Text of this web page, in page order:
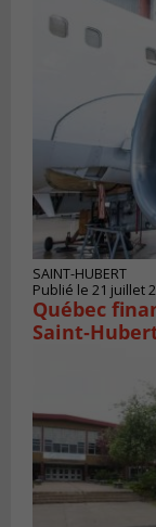
SAINT-HUBERT
Publié le 21 juillet
Québec